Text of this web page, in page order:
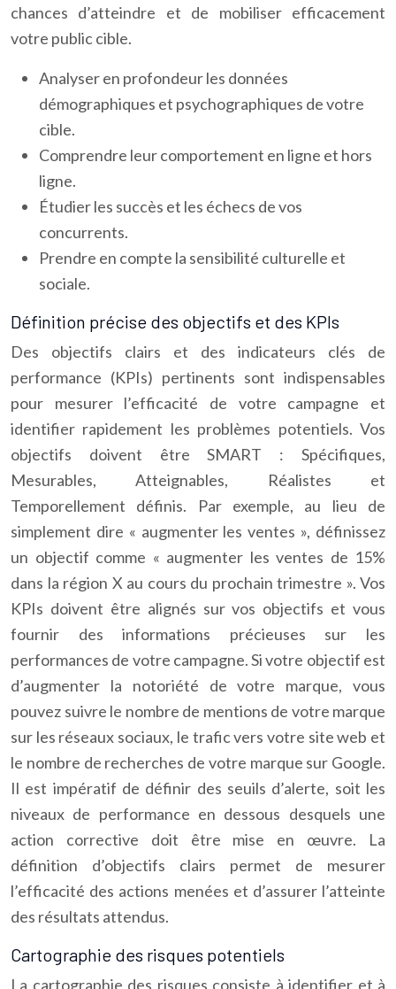
chances d’atteindre et de mobiliser efficacement
votre public cible.
Analyser en profondeur les données
démographiques et psychographiques de votre
cible.
Comprendre leur comportement en ligne et hors
ligne.
Étudier les succès et les échecs de vos
concurrents.
Prendre en compte la sensibilité culturelle et
sociale.
Définition précise des objectifs et des KPIs
Des objectifs clairs et des indicateurs clés de
performance (KPIs) pertinents sont indispensables
pour mesurer l’efficacité de votre campagne et
identifier rapidement les problèmes potentiels. Vos
objectifs doivent être SMART : Spécifiques,
Mesurables, Atteignables, Réalistes et
Temporellement définis. Par exemple, au lieu de
simplement dire « augmenter les ventes », définissez
un objectif comme « augmenter les ventes de 15%
dans la région X au cours du prochain trimestre ». Vos
KPIs doivent être alignés sur vos objectifs et vous
fournir des informations précieuses sur les
performances de votre campagne. Si votre objectif est
d’augmenter la notoriété de votre marque, vous
pouvez suivre le nombre de mentions de votre marque
sur les réseaux sociaux, le trafic vers votre site web et
le nombre de recherches de votre marque sur Google.
Il est impératif de définir des seuils d’alerte, soit les
niveaux de performance en dessous desquels une
action corrective doit être mise en œuvre. La
définition d’objectifs clairs permet de mesurer
l’efficacité des actions menées et d’assurer l’atteinte
des résultats attendus.
Cartographie des risques potentiels
La cartographie des risques consiste à identifier et à